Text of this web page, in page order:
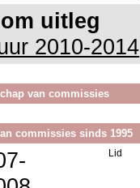
uitleg
2010-2014
van commissies
commissies sinds 1995
Lid